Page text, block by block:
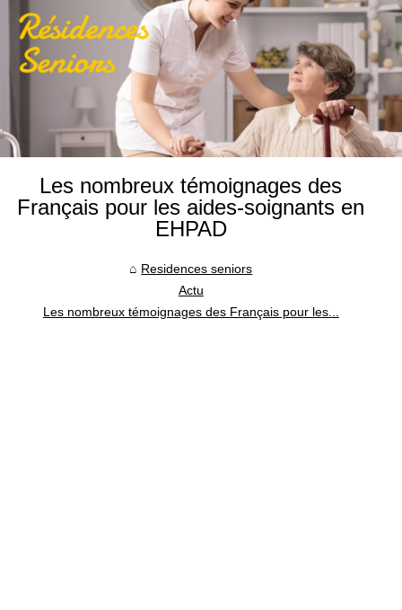
Les nombreux témoignages des
Français pour les aides-soignants en
EHPAD
Residences seniors
Actu
Les nombreux témoignages des Français pour les...